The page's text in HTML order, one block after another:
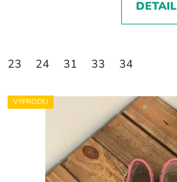
DETAIL
23 24 31 33 34
VÝPRODEJ